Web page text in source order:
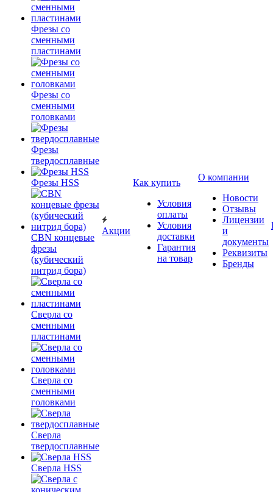
Фрезы со
сменными
пластинами
Фрезы со
сменными
головками
Фрезы
твердосплавные
Фрезы HSS
CBN концевые
фрезы
(кубический
нитрид бора)
Сверла со
сменными
пластинами
Сверла со
сменными
головками
Сверла
твердосплавные
Сверла HSS
Акции
Как купить
Условия
оплаты
Условия
доставки
Гарантия
на товар
О компании
Новости
Отзывы
Лицензии
и
документы
Реквизиты
Бренды